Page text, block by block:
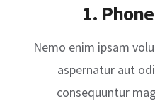
1.
Nemo enim ipsam
aspernatur aut
consequuntur